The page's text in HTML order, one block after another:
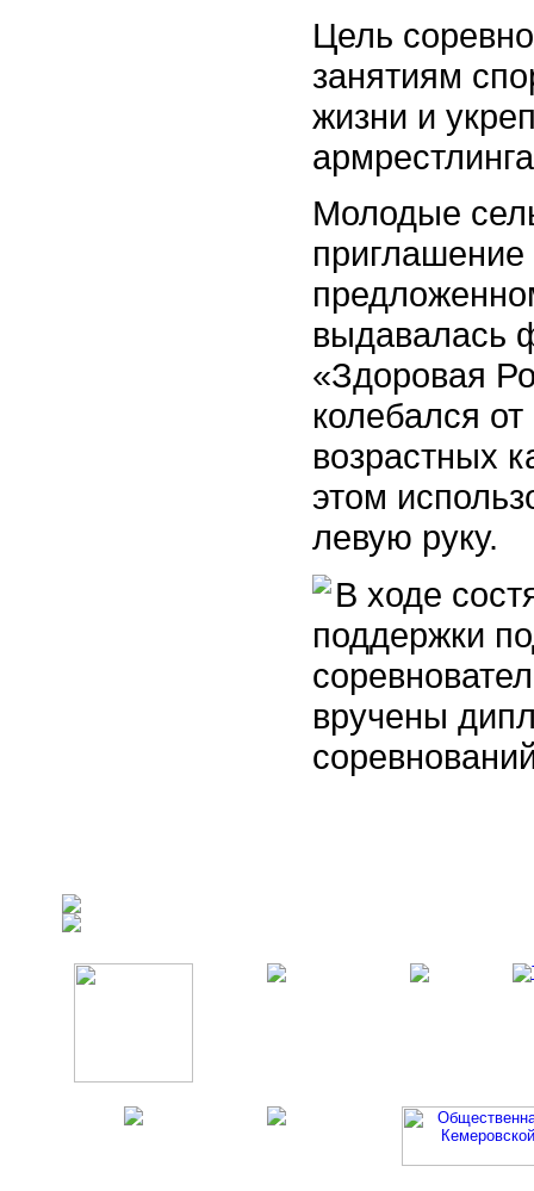
Цель
занятиям
жизни и
Молодые
выдавалась
«Здоровая
колебался
возрастных
этом
левую руку.
В ходе
поддержки
вручены